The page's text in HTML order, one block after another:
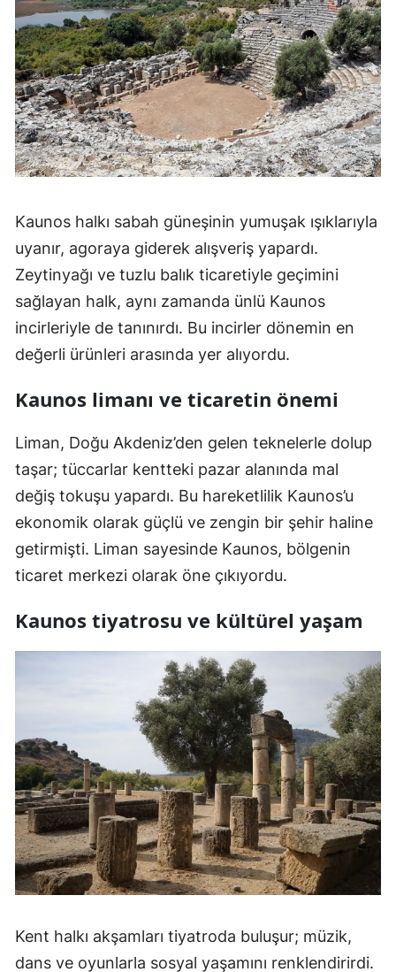
Kaunos halkı sabah güneşinin yumuşak ışıklarıyla
uyanır, agoraya giderek alışveriş yapardı.
Zeytinyağı ve tuzlu balık ticaretiyle geçimini
sağlayan halk, aynı zamanda ünlü Kaunos
incirleriyle de tanınırdı. Bu incirler dönemin en
değerli ürünleri arasında yer alıyordu.
Kaunos limanı ve ticaretin önemi
Liman, Doğu Akdeniz’den gelen teknelerle dolup
taşar; tüccarlar kentteki pazar alanında mal
değiş tokuşu yapardı. Bu hareketlilik Kaunos’u
ekonomik olarak güçlü ve zengin bir şehir haline
getirmişti. Liman sayesinde Kaunos, bölgenin
ticaret merkezi olarak öne çıkıyordu.
Kaunos tiyatrosu ve kültürel yaşam
Kent halkı akşamları tiyatroda buluşur; müzik,
dans ve oyunlarla sosyal yaşamını renklendirirdi.